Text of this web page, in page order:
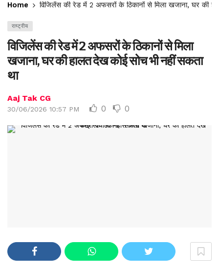
Home विजिलेंस की रेड में 2 अफसरों के ठिकानों से मिला खजाना, घर की
राष्ट्रीय
विजिलेंस की रेड में 2 अफसरों के ठिकानों से मिला
खजाना, घर की हालत देख कोई सोच भी नहीं सकता
था
Aaj Tak CG
30/06/2026 10:57 PM 0 0